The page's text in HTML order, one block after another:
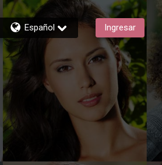
Español Ingresar